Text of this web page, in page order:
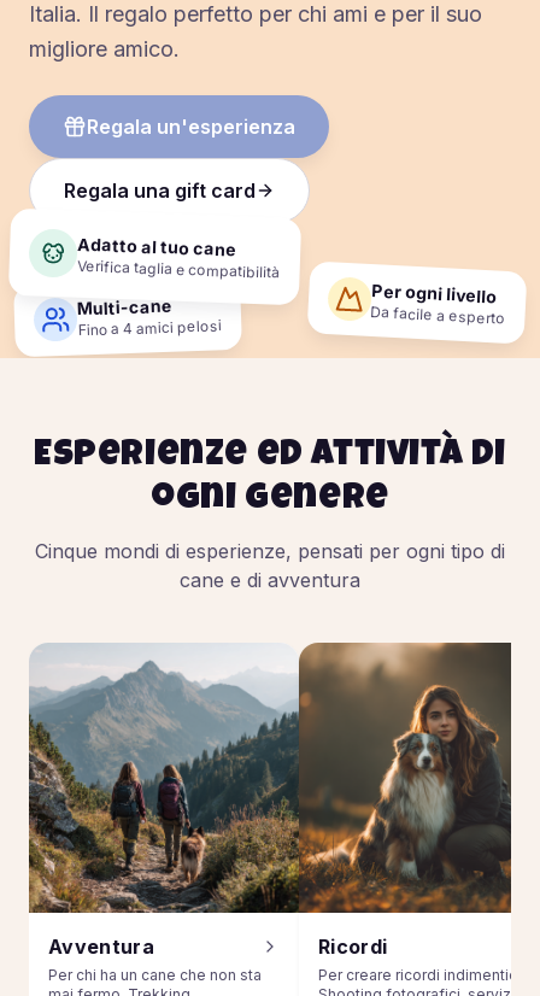
Italia. Il regalo perfetto per chi ami e per il suo
migliore amico.
Regala un'esperienza
Regala una gift card
Per ogni livello
Da facile a esperto
Multi-cane
Fino a 4 amici pelosi
Adatto al tuo cane
Verifica taglia e compatibilità
Esperienze ed attività di
ogni genere
Cinque mondi di esperienze, pensati per ogni tipo di
cane e di avventura
Avventura
Per chi ha un cane che non sta
Ricordi
Per creare ricordi